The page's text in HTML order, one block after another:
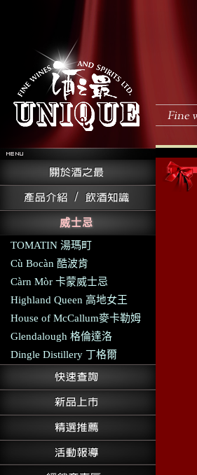
威士忌
TOMATIN 湯瑪町
Cù Bocàn 酷波肯
Càrn Mòr 卡蒙威士忌
Highland Queen 高地女王
House of McCallum麥卡勒姆
Glendalough 格倫達洛
Dingle Distillery 丁格爾